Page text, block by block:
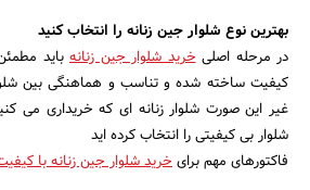
بهترین نوع شلوار جین زنانه را انتخاب کنید
در مرحله اصلیخرید شلوار جین زنانه باید
کیفیت ساخته شده و تناسب و هماهنگی بین
غیر این صورت شلوار زنانه ای که خریداری می
شلوار بی کیفیتی را انتخاب کرده اید
فاکتورهای مهم برایخرید شلوار جین زنانه با